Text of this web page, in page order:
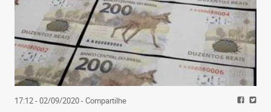
17:12 - 02/09/2020- Compartilhe